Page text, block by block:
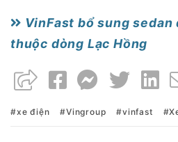
VinFast bổ sung sedan
thuộc dòng Lạc Hồng
xe điện Vingroup vinfast